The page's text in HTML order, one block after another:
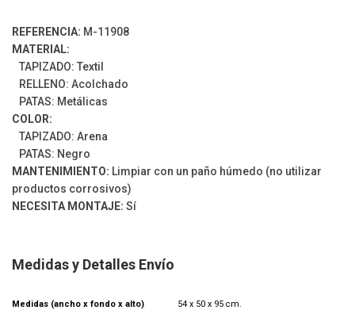
REFERENCIA: M-11908
MATERIAL:
TAPIZADO: Textil
RELLENO: Acolchado
PATAS: Metálicas
COLOR:
TAPIZADO: Arena
PATAS: Negro
MANTENIMIENTO: Limpiar con un paño húmedo (no utilizar
productos corrosivos)
NECESITA MONTAJE: Sí
Medidas y Detalles Envío
Medidas (ancho x fondo x alto) 54 x 50 x 95 cm.